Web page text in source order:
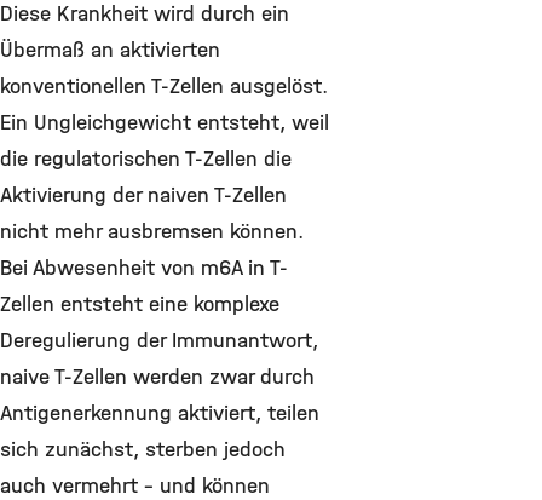
Diese Krankheit wird durch ein
Übermaß an aktivierten
konventionellen T-Zellen ausgelöst.
Ein Ungleichgewicht entsteht, weil
die regulatorischen T-Zellen die
Aktivierung der naiven T-Zellen
nicht mehr ausbremsen können.
Bei Abwesenheit von m6A in T-
Zellen entsteht eine komplexe
Deregulierung der Immunantwort,
naive T-Zellen werden zwar durch
Antigenerkennung aktiviert, teilen
sich zunächst, sterben jedoch
auch vermehrt – und können